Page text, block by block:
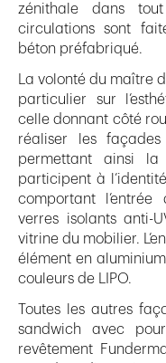
zénithale dans
circulations sont
béton préfabriqué.
La volonté du maître
particulier sur
celle donnant côté
réaliser les
permettant ainsi
participent à
comportant
verres isolants anti-
vitrine du mobilier.
élément en
couleurs de LIPO.
Toutes les autres
sandwich avec
revêtement